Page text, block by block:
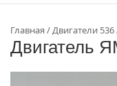
Главная Двигатели 536
Двигатель